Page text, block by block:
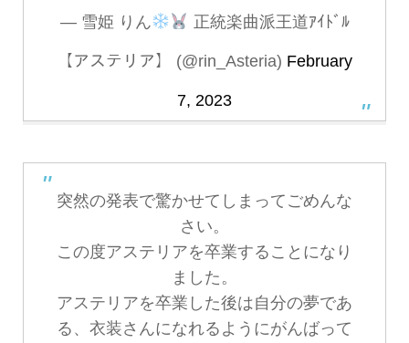
— 雪姫 りん 正統楽曲派王道ｱｲﾄﾞﾙ
【アステリア】 (@rin_Asteria) February
7, 2023
突然の発表で驚かせてしまってごめんな
さい。
この度アステリアを卒業することになり
ました。
アステリアを卒業した後は自分の夢であ
る、衣装さんになれるようにがんばって